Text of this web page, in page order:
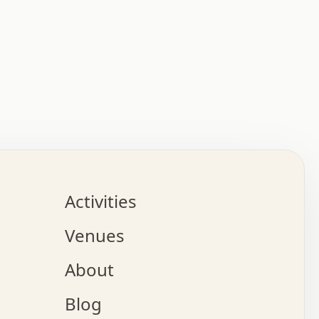
.   .   .   .   .   .   .   .   x   .   .   .   .
o   .   .   .   .   .   .   .   .   x   .   .   .
.   .   .   :   .   .   .   x   .   .   .   :   .
.   .   .   +   .   .   .   .   .   .   .   .   x
.   .   x   .   .   .   .   .   .   :   .   .   .
.   .   .   .   .   +   .   .   .   .   x   .   .
.   .   .   .   x   .   .   o   .   .   .   .   .
.   .   .   .   .   .   .   .   .   .   .   .   .
Activities
Venues
About
Blog